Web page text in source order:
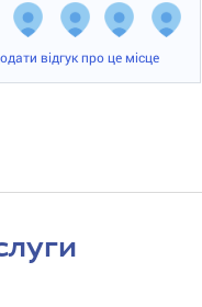
відгук про це місце